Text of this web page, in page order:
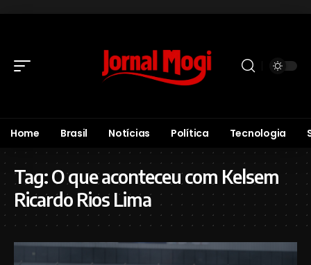
Home Brasil Notícias Política Tecnologia
Tag:O que aconteceu com Kelsem
Ricardo Rios Lima